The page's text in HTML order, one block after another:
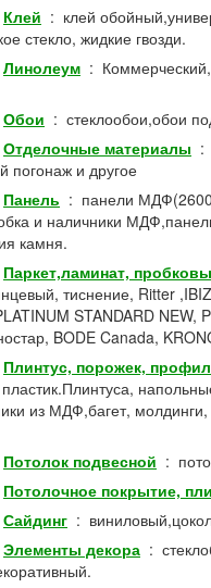
Клей : клей
стекло, жидкие гвозди.
Линолеум :
Обои : стеклообои,обои
Отделочные материалы :
погонаж и другое
Панель : панели
и наличники
камня.
Паркет,ламинат,
тиснение, Ritter
STANDARD NEW,
BODE Canada,
Плинтус, порожек,
из МДФ,багет, молдинги,
Потолок подвесной :
Потолочное покрытие,
Сайдинг :
Элементы декора :